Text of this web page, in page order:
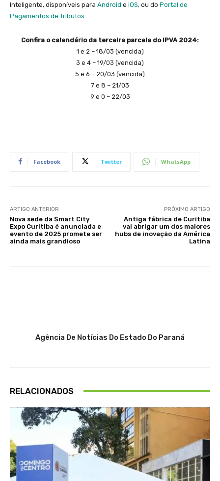
Inteligente, disponíveis para Android e iOS, ou do Portal de
Pagamentos de Tributos
Confira o calendário da terceira parcela do IPVA 2024:
1 e 2 – 18/03 (vencida)
3 e 4 – 19/03 (vencida)
5 e 6 – 20/03 (vencida)
7 e 8 – 21/03
9 e 0 – 22/03
Facebook Twitter WhatsApp
ARTIGO ANTERIOR
Nova sede da Smart City
Expo Curitiba é anunciada e
evento de 2025 promete ser
ainda mais grandioso
PRÓXIMO ARTIGO
Antiga fábrica de Curitiba
vai abrigar um dos maiores
hubs de inovação da América
Latina
Agência De Notícias Do Estado Do Paraná
RELACIONADOS